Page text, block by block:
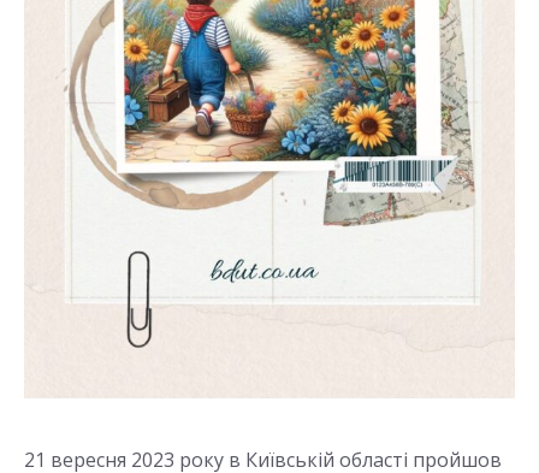
21 вересня 2023 року в Київській області пройшов